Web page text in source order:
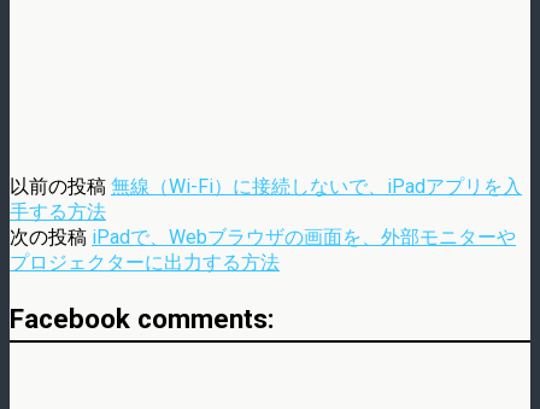
以前の投稿 無線（Wi-Fi）に接続しないで、iPadアプリを入
手する方法
次の投稿 iPadで、Webブラウザの画面を、外部モニターや
プロジェクターに出力する方法
Facebook comments: